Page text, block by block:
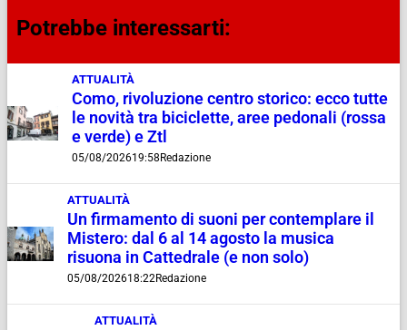
Potrebbe interessarti:
ATTUALITÀ
Como, rivoluzione centro storico: ecco tutte
le novità tra biciclette, aree pedonali (rossa
e verde) e Ztl
05/08/202619:58 Redazione
ATTUALITÀ
Un firmamento di suoni per contemplare il
Mistero: dal 6 al 14 agosto la musica
risuona in Cattedrale (e non solo)
05/08/202618:22Redazione
ATTUALITÀ